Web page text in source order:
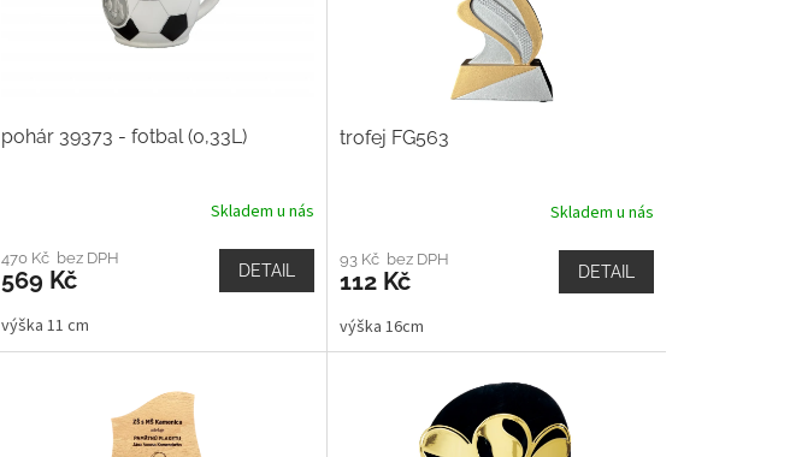
pohár 39373 - fotbal (0,33L)
Skladem u nás
470 Kč bez DPH
569 Kč DETAIL
výška 11 cm
trofej FG563
Skladem u nás
93 Kč bez DPH
112 Kč DETAIL
výška 16cm